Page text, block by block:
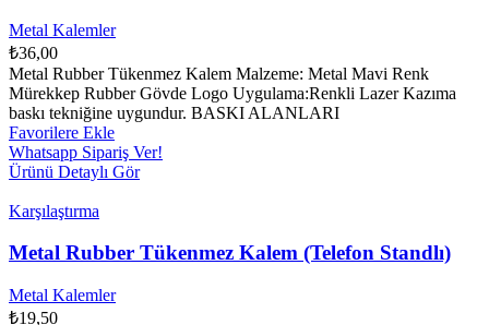
Metal Kalemler
₺36,00
Metal Rubber Tükenmez Kalem Malzeme: Metal Mavi Renk
Mürekkep Rubber Gövde Logo Uygulama:Renkli Lazer Kazıma
baskı tekniğine uygundur. BASKI ALANLARI
Favorilere Ekle
Whatsapp Sipariş Ver!
Ürünü Detaylı Gör
Karşılaştırma
Metal Rubber Tükenmez Kalem (Telefon Standlı)
Metal Kalemler
₺19,50